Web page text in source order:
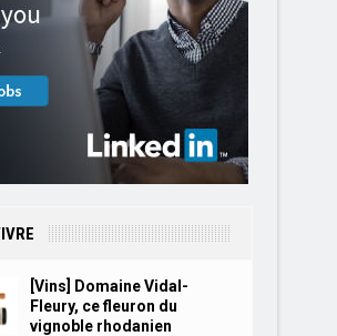
[Vins] Domaine Vidal-
Fleury, ce fleuron du
vignoble rhodanien